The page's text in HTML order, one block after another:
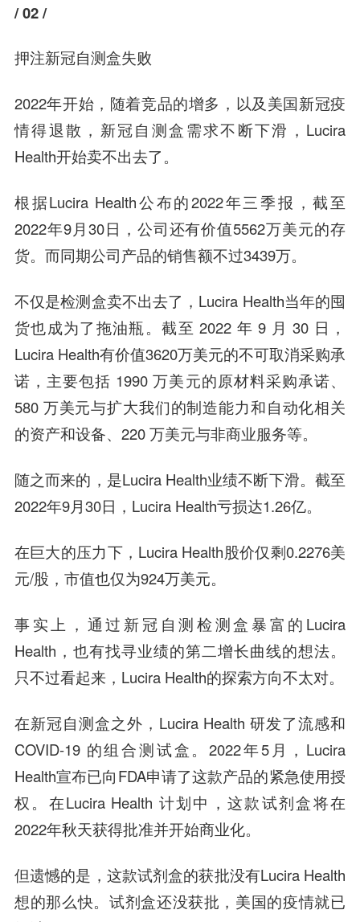
/ 02 /
押注新冠自测盒失败
2022年开始，随着竞品的增多，以及美国新冠疫
情得退散，新冠自测盒需求不断下滑，Lucira
Health开始卖不出去了。
根据Lucira Health公布的2022年三季报，截至
2022年9月30日，公司还有价值5562万美元的存
货。而同期公司产品的销售额不过3439万。
不仅是检测盒卖不出去了，Lucira Health当年的囤
货也成为了拖油瓶。截至 2022 年 9 月 30 日，
Lucira Health有价值3620万美元的不可取消采购承
诺，主要包括 1990 万美元的原材料采购承诺、
580 万美元与扩大我们的制造能力和自动化相关
的资产和设备、220 万美元与非商业服务等。
随之而来的，是Lucira Health业绩不断下滑。截至
2022年9月30日，Lucira Health亏损达1.26亿。
在巨大的压力下，Lucira Health股价仅剩0.2276美
元/股，市值也仅为924万美元。
事实上，通过新冠自测检测盒暴富的Lucira
Health，也有找寻业绩的第二增长曲线的想法。
只不过看起来，Lucira Health的探索方向不太对。
在新冠自测盒之外，Lucira Health 研发了流感和
COVID-19 的组合测试盒。2022年5月，Lucira
Health宣布已向FDA申请了这款产品的紧急使用授
权。在Lucira Health 计划中，这款试剂盒将在
2022年秋天获得批准并开始商业化。
但遗憾的是，这款试剂盒的获批没有Lucira Health
想的那么快。试剂盒还没获批，美国的疫情就已